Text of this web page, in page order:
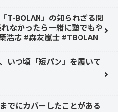
T-BOLAN」の知られざる関
なかったら一緒に塾でもや
浩志 #森友嵐士 #TBOLAN
いつ頃「短パン」を履いて
でにカバーしたことがある